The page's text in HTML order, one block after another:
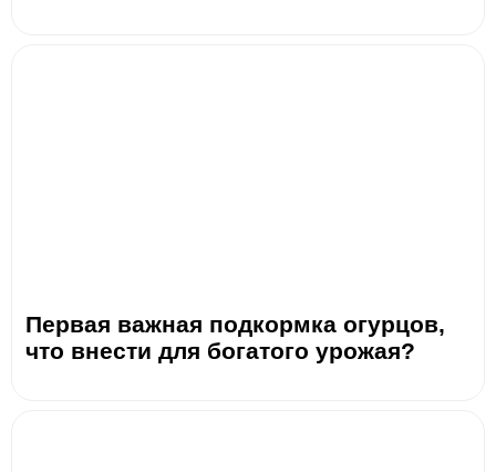
Первая важная подкормка огурцов,
что внести для богатого урожая?